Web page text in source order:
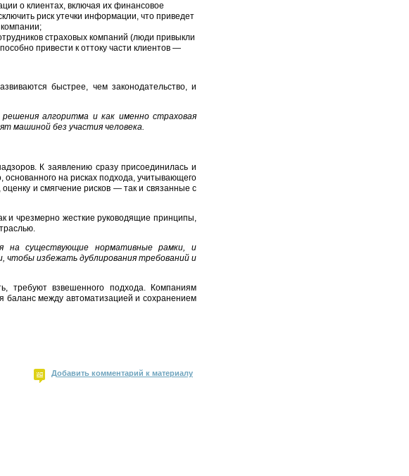
о клиентах, включая их финансовое
риск утечки информации, что приведет
страховых компаний (люди привыкли
привести к оттоку части клиентов —
быстрее, чем законодательство, и
алгоритма и как именно страховая
машиной без участия человека.
К заявлению сразу присоединилась и
основанного на рисках подхода, учитывающего
и смягчение рисков — так и связанные с
и чрезмерно жесткие руководящие принципы,
на существующие нормативные рамки, и
чтобы избежать дублирования требований и
требуют взвешенного подхода. Компаниям
баланс между автоматизацией и сохранением
Добавить комментарий к материалу